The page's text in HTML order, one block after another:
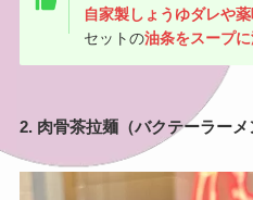
自家製しょうゆダレや
セットの油条をスープ
2. 肉骨茶拉麺（バクテーラーメ